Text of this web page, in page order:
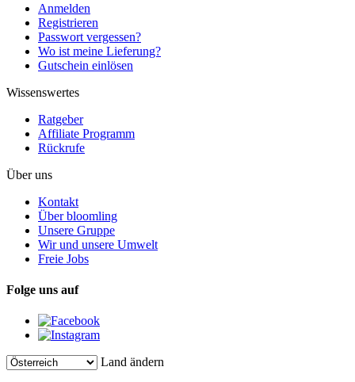
Anmelden
Registrieren
Passwort vergessen?
Wo ist meine Lieferung?
Gutschein einlösen
Wissenswertes
Ratgeber
Affiliate Programm
Rückrufe
Über uns
Kontakt
Über bloomling
Unsere Gruppe
Wir und unsere Umwelt
Freie Jobs
Folge uns auf
Land ändern